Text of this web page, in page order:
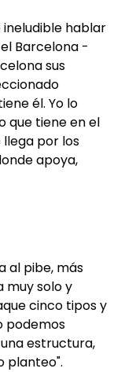
ineludible hablar
Barcelona -
sus
él. Yo lo
que tiene en el
por los
apoya,
al pibe, más
muy solo y
cinco tipos y
podemos
estructura,
planteo".